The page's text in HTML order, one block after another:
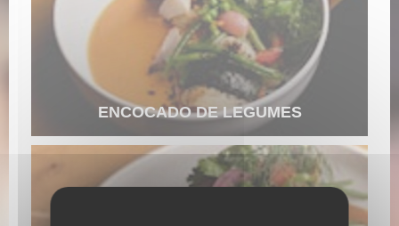
ENCOCADO DE LEGUMES